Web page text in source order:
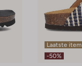
Laatste item
-50%